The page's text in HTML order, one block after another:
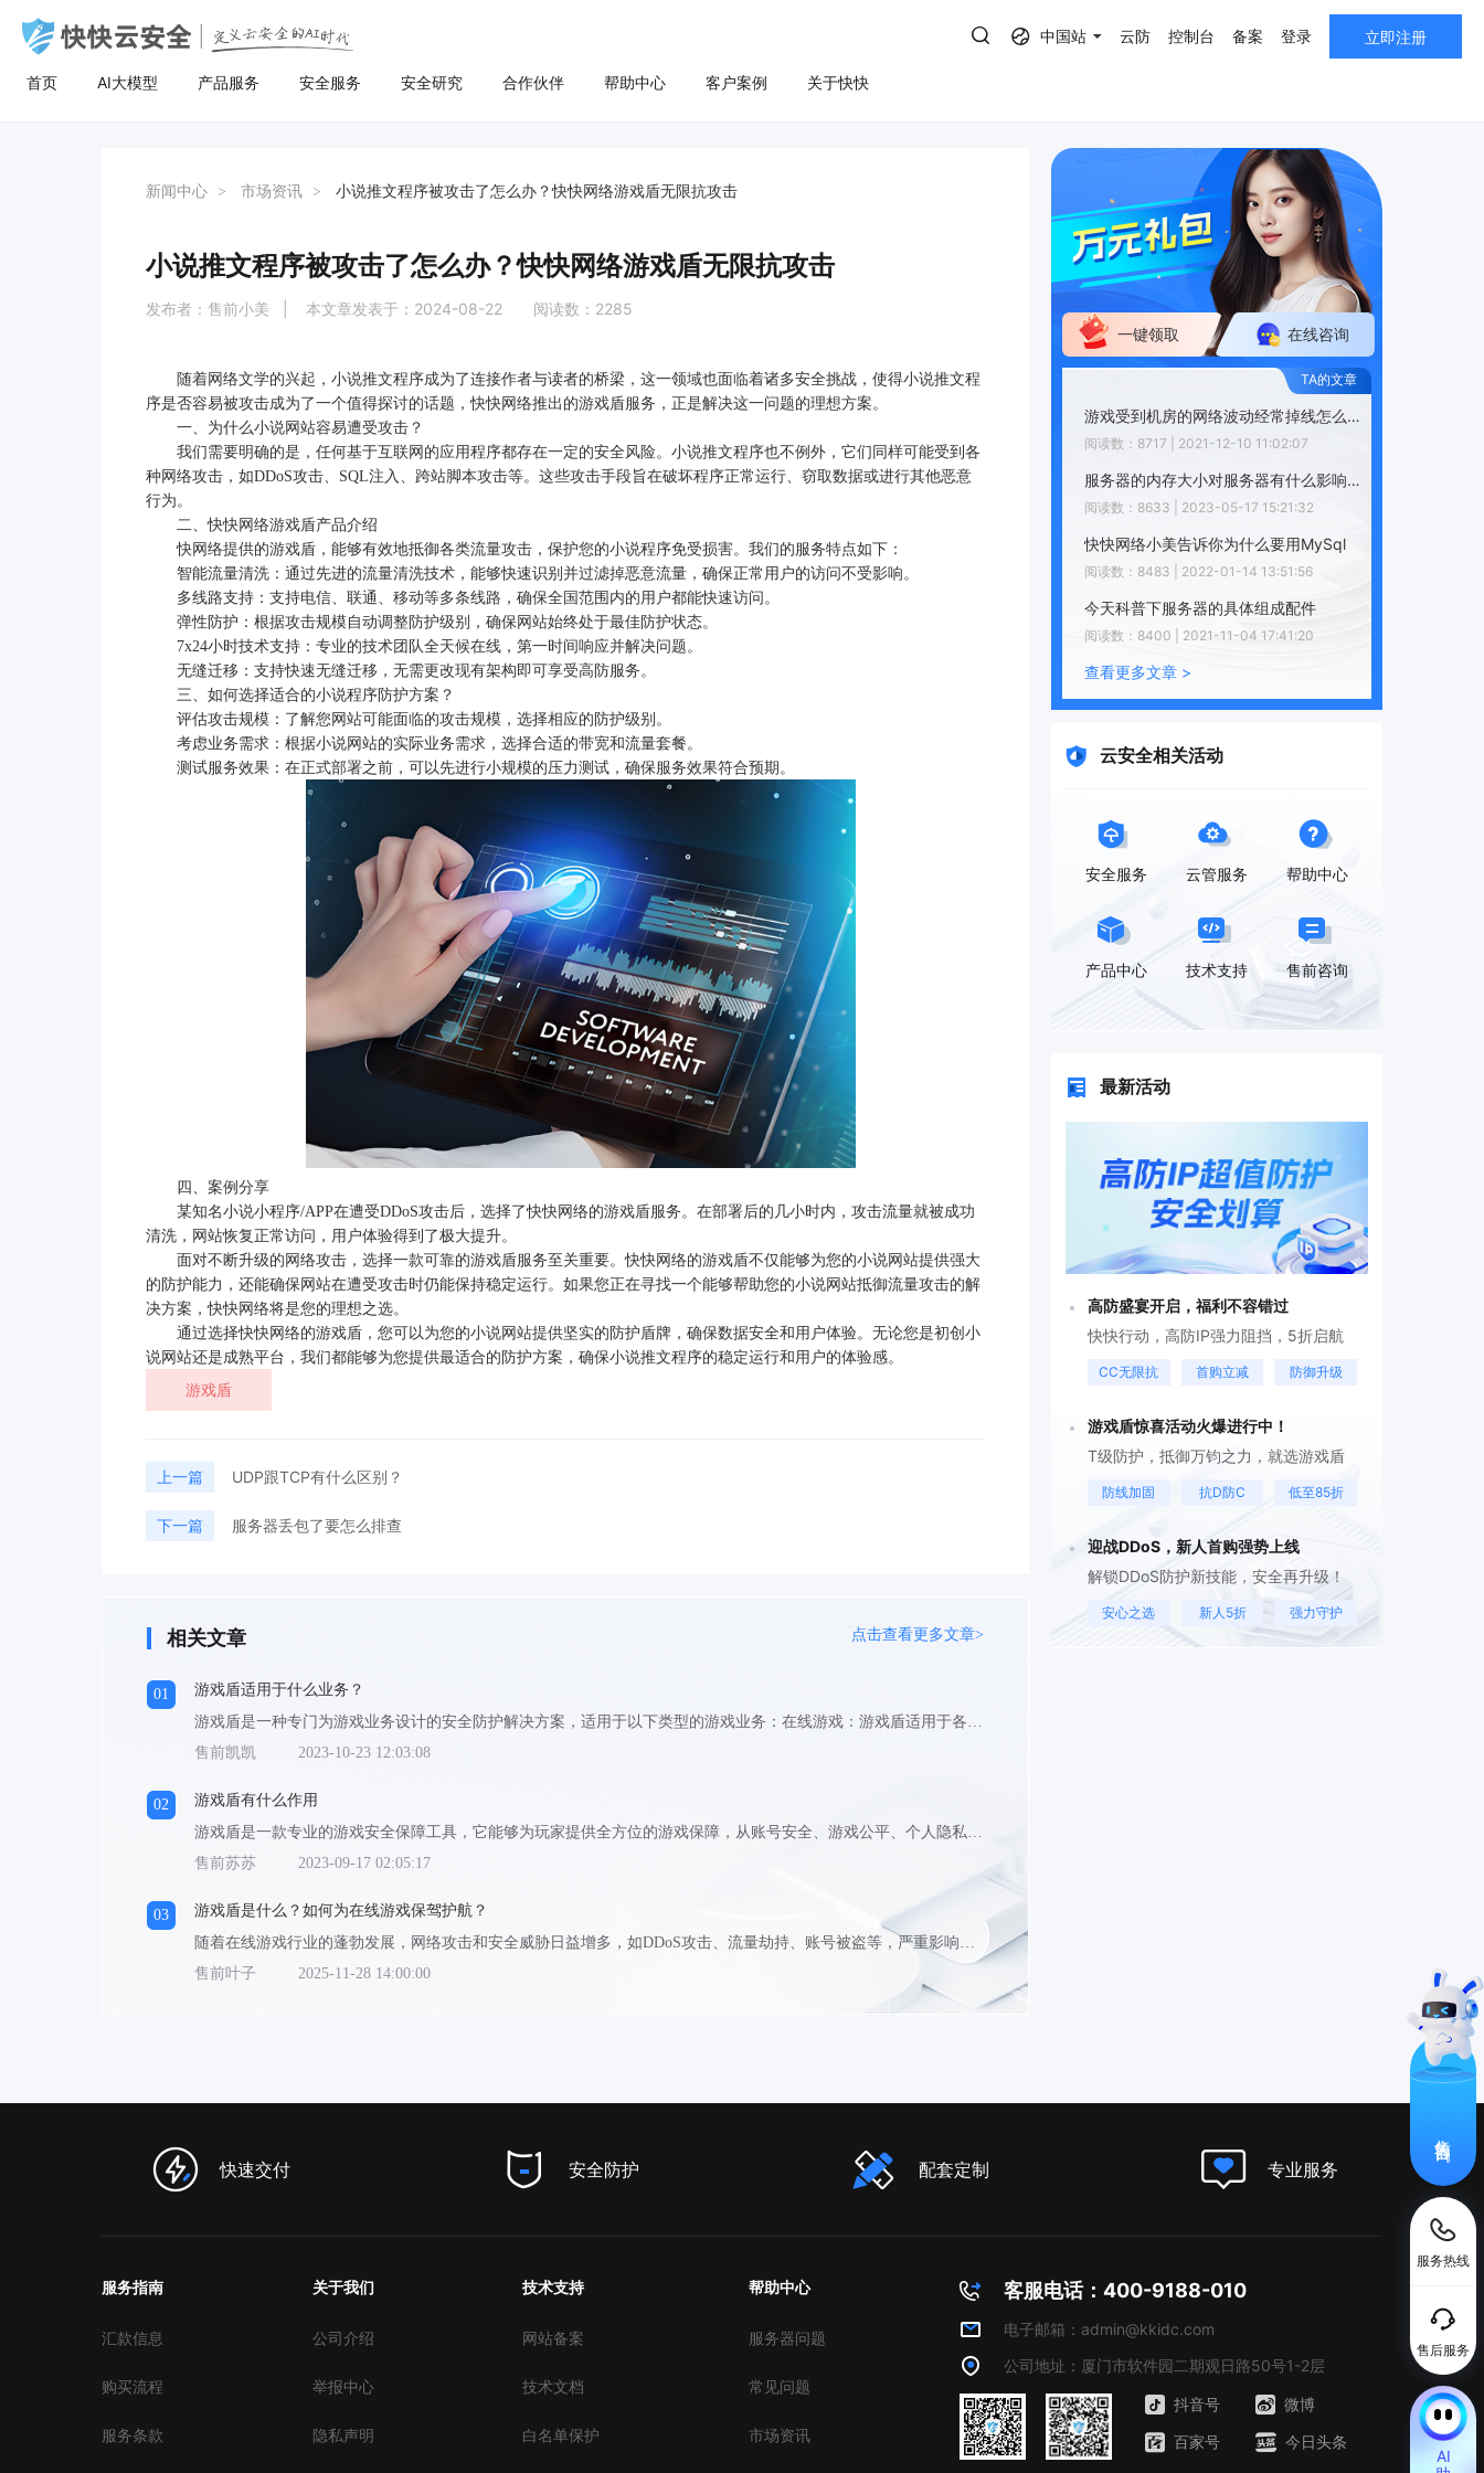
首页 AI大模型
AI模型接入服务，通过统一的标准API接
定、高性价比地灵活调用大模型，助力业
务智能升级。
产品服务
特点，需求及预算，个性化定制服务器租
需求，提供各种环境的基础架构资源，从
计算资源、存储资源网络资源到跨数据中多线服务器
大带宽服务器
安全云服务器(企业级)
华为云BGP
游戏盾（高防版）
快快盾（PC端游戏安全）
DDoS安全防护
云防火墙
SSL证书
安全服务
用系统中隐藏的漏洞，根据评估工具给出
员进行安全加固，防患于未然。
安全加固
代码审计
移动应用安全 云运维
安全研究 合作伙伴 帮助中心 客户案例 关于快快
以“Al+安全”为核心战略，定义云安全的Al
福州、济南、宁波等多个分公司，已服务
超过22万家客户，员工总数超500人，业
务遍及全国26个省市。
举报中心
加入我们
 中国站 云防 控制台 备案 登录 立即注册
新闻中心 市场资讯 小说推文程序被攻击了怎么办？快快网络游戏盾无限抗攻击
小说推文程序被攻击了怎么办？快快网络游戏盾无限抗攻击
发布者：售前小美 | 本文章发表于：2024-08-22 阅读数：2285
随着网络文学的兴起，小说推文程序成为了连接作者与读者的桥梁，这一领域也面临着诸多安全挑战，使得小说推文程
序是否容易被攻击成为了一个值得探讨的话题，快快网络推出的游戏盾服务，正是解决这一问题的理想方案。
一、为什么小说网站容易遭受攻击？
我们需要明确的是，任何基于互联网的应用程序都存在一定的安全风险。小说推文程序也不例外，它们同样可能受到各
种网络攻击，如DDoS攻击、SQL注入、跨站脚本攻击等。这些攻击手段旨在破坏程序正常运行、窃取数据或进行其他恶意
行为。
二、快快网络游戏盾产品介绍
快网络提供的游戏盾，能够有效地抵御各类流量攻击，保护您的小说程序免受损害。我们的服务特点如下：
智能流量清洗：通过先进的流量清洗技术，能够快速识别并过滤掉恶意流量，确保正常用户的访问不受影响。
多线路支持：支持电信、联通、移动等多条线路，确保全国范围内的用户都能快速访问。
弹性防护：根据攻击规模自动调整防护级别，确保网站始终处于最佳防护状态。
7x24小时技术支持：专业的技术团队全天候在线，第一时间响应并解决问题。
无缝迁移：支持快速无缝迁移，无需更改现有架构即可享受高防服务。
三、如何选择适合的小说程序防护方案？
评估攻击规模：了解您网站可能面临的攻击规模，选择相应的防护级别。
考虑业务需求：根据小说网站的实际业务需求，选择合适的带宽和流量套餐。
测试服务效果：在正式部署之前，可以先进行小规模的压力测试，确保服务效果符合预期。
四、案例分享
某知名小说小程序/APP在遭受DDoS攻击后，选择了快快网络的游戏盾服务。在部署后的几小时内，攻击流量就被成功
清洗，网站恢复正常访问，用户体验得到了极大提升。
面对不断升级的网络攻击，选择一款可靠的游戏盾服务至关重要。快快网络的游戏盾不仅能够为您的小说网站提供强大
的防护能力，还能确保网站在遭受攻击时仍能保持稳定运行。如果您正在寻找一个能够帮助您的小说网站抵御流量攻击的解
决方案，快快网络将是您的理想之选。
通过选择快快网络的游戏盾，您可以为您的小说网站提供坚实的防护盾牌，确保数据安全和用户体验。无论您是初创小
说网站还是成熟平台，我们都能够为您提供最适合的防护方案，确保小说推文程序的稳定运行和用户的体验感。
游戏盾
上一篇 UDP跟TCP有什么区别？
下一篇 服务器丢包了要怎么排查
相关文章 点击查看更多文章>
01
游戏盾适用于什么业务？
游戏盾是一种专门为游戏业务设计的安全防护解决方案，适用于以下类型的游戏业务：在线游戏：游戏盾适用于各种在线游戏，包括多人在线游戏（MMO）、角色扮演游戏（RPG）、竞技游戏等。它可以有效地保护游戏服务器免受DDoS攻击、恶意流量和网络攻击的影响，确保游戏服务器的稳定运行和用户的良好游戏体验。手机游戏：游戏盾也适用于手机游戏，包括单机游戏和在线多人游戏。通过游戏盾的DDoS攻击防护能力，可以保护手机游戏服务器免受攻击的影响，确保手机游戏的正常运行和用户的良好游戏体验。即时通信游戏（IM游戏）：游戏盾也适用于需要即时通信功能的游戏，如实时对战游戏、语音聊天游戏等。它可以确保游戏的实时性和稳定性，保障即时通信的畅通和游戏体验的流畅性。网络竞技游戏：游戏盾是网络竞技游戏的理想选择，如电子竞技游戏、网游比赛等。它能够保护比赛服务器免受DDoS攻击和外部干扰的影响，确保比赛的公平性和顺利进行。游戏直播平台：对于游戏直播平台，游戏盾可以提供强大的DDoS攻击防护，保护直播服务器免受攻击的影响，确保直播信号的稳定传输和用户的流畅观看体验。游戏盾通过智能识别和过滤恶意流量、实时监控和响应安全事件、提供实时报告和分析等功能，帮助游戏业务提升安全性、稳定性和用户体验，保护游戏服务器和用户数据的安全。游戏盾适用于各种类型的游戏业务，为游戏运营商提供全方位的安全防护和增值服务。
售前凯凯
2023-10-23 12:03:08
02
游戏盾有什么作用
游戏盾是一款专业的游戏安全保障工具，它能够为玩家提供全方位的游戏保障，从账号安全、游戏公平、个人隐私、游戏性能到客户服务等多个方面，全面提升了玩家的游戏体验。同时，游戏盾也为游戏产业的发展提供了有力支持，促进了游戏产业的健康发展。一、游戏安全防护 游戏盾通过多重认证方式，保障玩家账号安全，防止账号被盗。二、打击外挂作弊 游戏盾可以识别并阻止外挂程序，维护游戏公平竞争环境，保障玩家权益。三、保护个人隐私 游戏盾采用加密技术，保护玩家个人信息安全，防止隐私泄露。四、优化游戏性能 游戏盾优化游戏运行环境，减少卡顿、掉线等问题，提升游戏流畅度与稳定性。五、支持跨平台游戏 游戏盾支持多种游戏平台，让玩家可以在不同设备上无缝切换，畅享游戏乐趣。六、提供客户服务 游戏盾提供专业客户服务，解决玩家在游戏过程中遇到的问题，保障玩家权益。七、保障游戏版权 游戏盾支持正版游戏，打击盗版侵权行为，保障游戏开发商的合法权益。八、促进游戏产业发展 游戏盾为游戏产业提供安全保障与技术支持，促进游戏产业健康发展。总结：游戏盾作为一款专业的游戏安全保障工具，为玩家提供了全方位的游戏保障，从账号安全、游戏公平、个人隐私、游戏性能到客户服务等多个方面，全面提升了玩家的游戏体验。同时，游戏盾也为游戏产业的发展提供了有力支持，促进了游戏产业的健康发展。
售前苏苏
2023-09-17 02:05:17
03
游戏盾是什么？如何为在线游戏保驾护航？
随着在线游戏行业的蓬勃发展，网络攻击和安全威胁日益增多，如DDoS攻击、流量劫持、账号被盗等，严重影响玩家体验和游戏运营。游戏盾作为一种专为在线游戏设计的安全防护工具，通过多重技术手段为游戏提供全方位保护。一、游戏盾的核心功能防御DDoS攻击：游戏盾通过全球分布的防御节点，能够识别并拦截恶意流量，将正常玩家请求转发至服务器。其弹性带宽扩容功能可自动扩展带宽，抵御超大流量攻击，避免服务器瘫痪。例如，快快网络的游戏盾采用分布式防御架构，有效隐藏游戏服务器的真实IP地址，防止攻击者直接攻击。保障数据安全：游戏盾采用加密技术保护玩家的个人信息和游戏数据，防止数据被窃取。同时，它还能通过混淆关键代码逻辑、增加外挂开发难度等方式，防止外挂篡改游戏数据。此外，游戏盾还支持通信加密和数据库隔离，进一步提升数据安全性。二、游戏盾的防护机制智能流量监测与分析：游戏盾会对进入游戏服务器的所有流量进行实时监测和分析，通过算法识别正常流量与异常流量。它能够根据玩家的行为模式（如移动速度、射击精度等）识别外挂行为，并采取措施阻止。实时防护与应急响应：一旦检测到异常流量，游戏盾会立即启动防御机制，通过流量清洗、IP封锁等方式抑制攻击。在遭遇大规模攻击时，游戏盾还能自动切换至备用服务器，确保玩家无感。同时，游戏盾会将攻击信息反馈给游戏运营方，便于进一步分析和处理。三、游戏盾的优势提升玩家体验：通过有效抵御网络攻击，游戏盾能够确保玩家在游戏中享受流畅无阻的体验，无论是在大型多人在线游戏还是竞技类游戏中，稳定的网络环境都至关重要。保护品牌声誉：频繁的攻击和数据泄露事件不仅影响用户体验，还可能给游戏品牌带来负面影响。使用游戏盾能够有效减少此类事件的发生，保护品牌声誉。降低运营成本：网络攻击事件的处理往往需要大量资源和时间，带来高昂的成本。部署游戏盾后，能大幅度降低这方面的成本，提高游戏运营的效率。游戏盾通过强大的技术防御、数据保护和应急响应体系，为在线游戏提供了全方位的安全保障，不仅提升了玩家体验，还为游戏企业的可持续发展奠定了坚实基础。在当今数字化时代，游戏盾已成为在线游戏不可或缺的安全防线，它不仅守护着玩家的每一次点击和操作，更守护着游戏行业的未来。
售前叶子
2025-11-28 14:00:00
一键领取 在线咨询
游戏受到机房的网络波动经常掉线怎么办？
阅读数：8717 | 2021-12-10 11:02:07
服务器的内存大小对服务器有什么影响？
阅读数：8633 | 2023-05-17 15:21:32
快快网络小美告诉你为什么要用MySql
阅读数：8483 | 2022-01-14 13:51:56
今天科普下服务器的具体组成配件
阅读数：8400 | 2021-11-04 17:41:20
查看更多文章 >
云安全相关活动
安全服务 云管服务 帮助中心
产品中心 技术支持 售前咨询
最新活动
高防盛宴开启，福利不容错过
快快行动，高防IP强力阻挡，5折启航
CC无限抗 首购立减 防御升级
游戏盾惊喜活动火爆进行中！
T级防护，抵御万钧之力，就选游戏盾
防线加固 抗D防C 低至85折
迎战DDoS，新人首购强势上线
解锁DDoS防护新技能，安全再升级！
安心之选 新人5折 强力守护
服务热线
售后服务
AI
快速交付 安全防护 配套定制 专业服务
服务指南
汇款信息
购买流程
服务条款
关于我们
公司介绍
举报中心
隐私声明
技术支持
网站备案
技术文档
白名单保护
帮助中心
服务器问题
常见问题
市场资讯
客服电话：400-9188-010
电子邮箱：admin@kkidc.com
公司地址：厦门市软件园二期观日路50号1-2层
抖音号
微博
百家号
今日头条